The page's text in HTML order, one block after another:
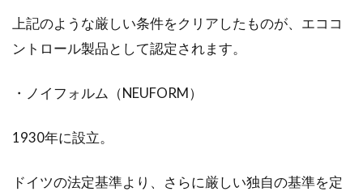
上記のような厳しい条件をクリアしたものが、エココ
ントロール製品として認定されます。
・ノイフォルム（NEUFORM）
1930年に設立。
ドイツの法定基準より、さらに厳しい独自の基準を定